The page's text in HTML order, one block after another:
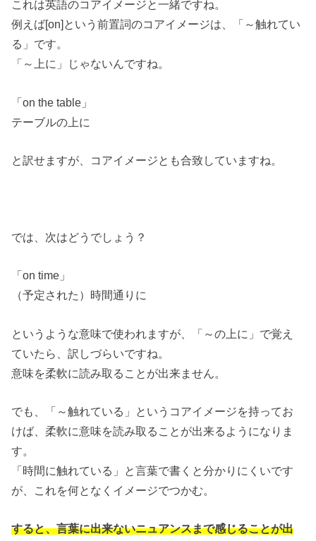
これは英語のコアイメージと一緒ですね。
例えば[on]という前置詞のコアイメージは、「～触れてい
る」です。
「～上に」じゃないんですね。
「on the table」
テーブルの上に
と訳せますが、コアイメージとも合致していますね。
では、次はどうでしょう？
「on time」
（予定された）時間通りに
というような意味で使われますが、「～の上に」で覚え
ていたら、訳しづらいですね。
意味を柔軟に読み取ることが出来ません。
でも、「～触れている」というコアイメージを持ってお
けば、柔軟に意味を読み取ることが出来るようになりま
す。
「時間に触れている」と言葉で書くと分かりにくいです
が、これを何となくイメージでつかむ。
すると、言葉に出来ないニュアンスまで感じることが出